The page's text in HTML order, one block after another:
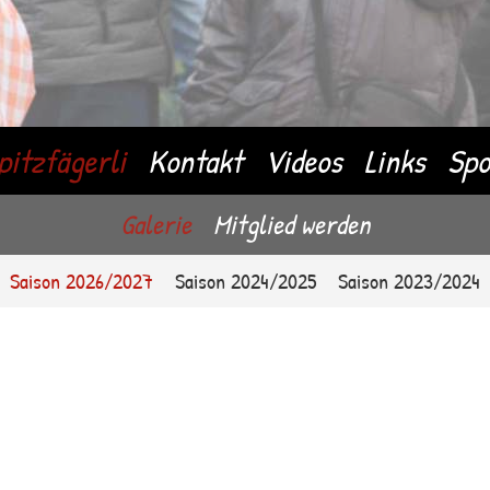
Kontakt Videos Links
Galerie Mitglied werden
Saison 2026/2027 Saison 2024/2025 Saison 2023/2024